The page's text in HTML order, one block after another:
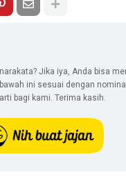
Jika iya, Anda bisa
ini sesuai dengan
bagi kami. Terima kasih.